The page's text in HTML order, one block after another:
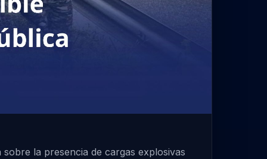
la presencia de cargas explosivas